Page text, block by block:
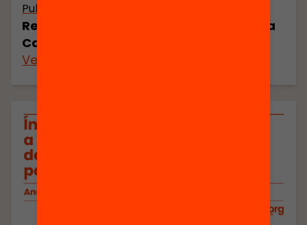
Publicació
Resum Executiu. Anuari de l’Educació a
Catalunya 2026
Veure’n més